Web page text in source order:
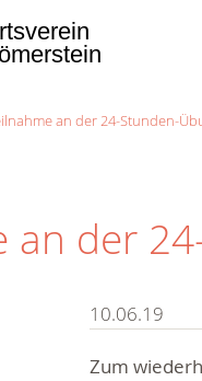
an der 24-Stunden-
an der
10.06.19
Zum